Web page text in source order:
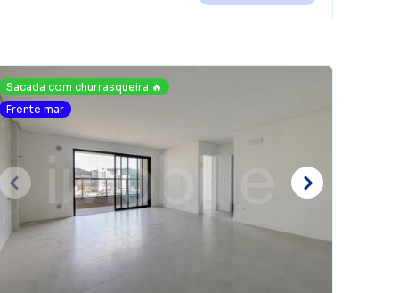
Sacada com churrasqueira 🔥
Frente mar